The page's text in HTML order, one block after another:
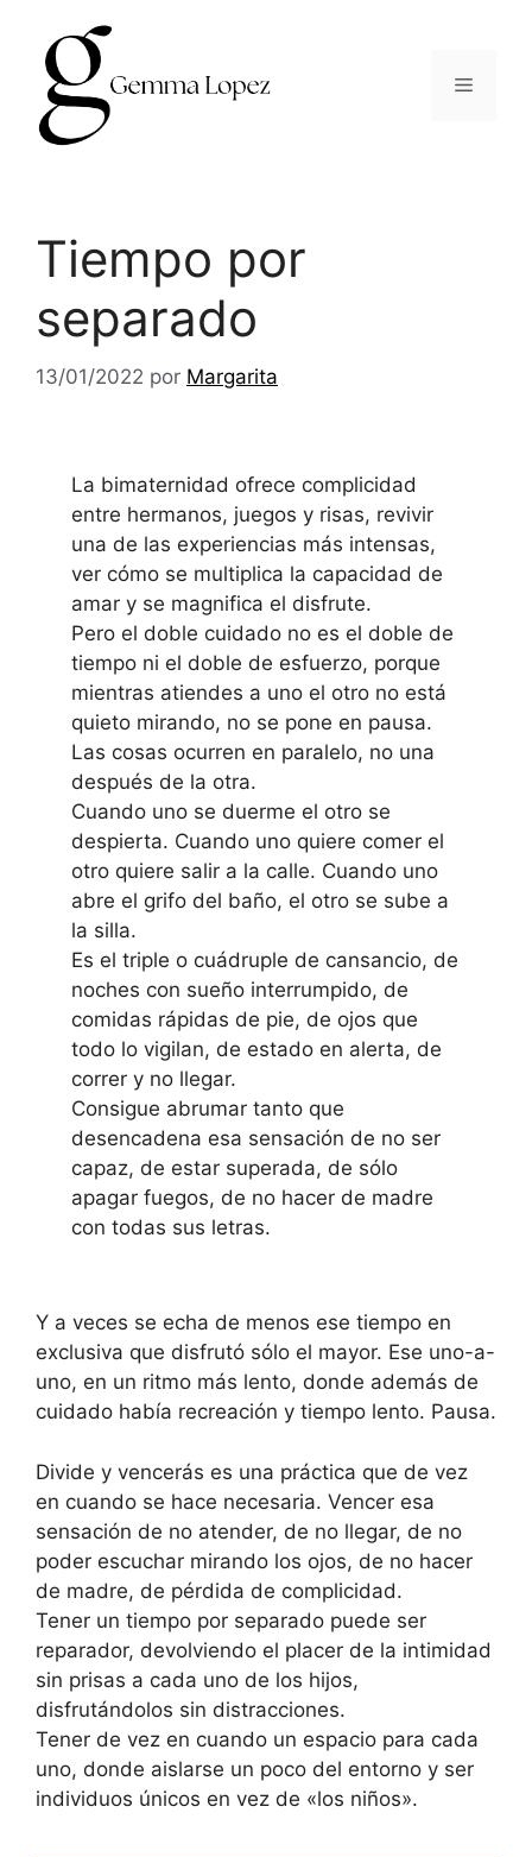
contenido
Menú
Tiempo por
separado
13/01/2022 por Margarita
La bimaternidad ofrece complicidad
entre hermanos, juegos y risas, revivir
una de las experiencias más intensas,
ver cómo se multiplica la capacidad de
amar y se magnifica el disfrute.
Pero el doble cuidado no es el doble de
tiempo ni el doble de esfuerzo, porque
mientras atiendes a uno el otro no está
quieto mirando, no se pone en pausa.
Las cosas ocurren en paralelo, no una
después de la otra.
Cuando uno se duerme el otro se
despierta. Cuando uno quiere comer el
otro quiere salir a la calle. Cuando uno
abre el grifo del baño, el otro se sube a
la silla.
Es el triple o cuádruple de cansancio, de
noches con sueño interrumpido, de
comidas rápidas de pie, de ojos que
todo lo vigilan, de estado en alerta, de
correr y no llegar.
Consigue abrumar tanto que
desencadena esa sensación de no ser
capaz, de estar superada, de sólo
apagar fuegos, de no hacer de madre
con todas sus letras.
Y a veces se echa de menos ese tiempo en
exclusiva que disfrutó sólo el mayor. Ese uno-a-
uno, en un ritmo más lento, donde además de
cuidado había recreación y tiempo lento. Pausa.
Divide y vencerás es una práctica que de vez
en cuando se hace necesaria. Vencer esa
sensación de no atender, de no llegar, de no
poder escuchar mirando los ojos, de no hacer
de madre, de pérdida de complicidad.
Tener un tiempo por separado puede ser
reparador, devolviendo el placer de la intimidad
sin prisas a cada uno de los hijos,
disfrutándolos sin distracciones.
Tener de vez en cuando un espacio para cada
uno, donde aislarse un poco del entorno y ser
individuos únicos en vez de «los niños».